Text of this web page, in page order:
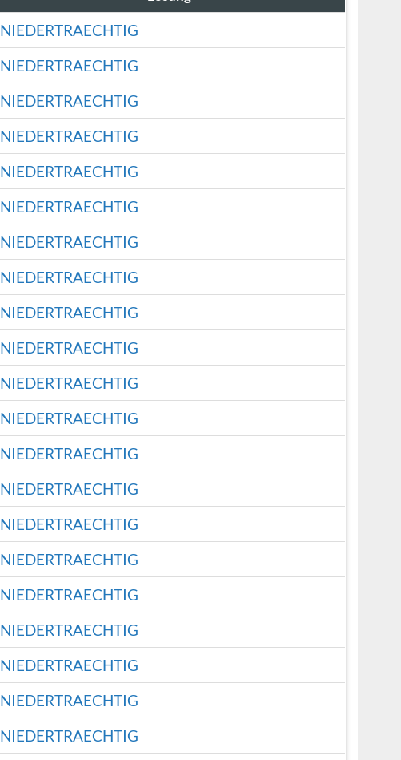
NIEDERTRAECHTIG
NIEDERTRAECHTIG
NIEDERTRAECHTIG
NIEDERTRAECHTIG
NIEDERTRAECHTIG
NIEDERTRAECHTIG
NIEDERTRAECHTIG
NIEDERTRAECHTIG
NIEDERTRAECHTIG
NIEDERTRAECHTIG
NIEDERTRAECHTIG
NIEDERTRAECHTIG
NIEDERTRAECHTIG
NIEDERTRAECHTIG
NIEDERTRAECHTIG
NIEDERTRAECHTIG
NIEDERTRAECHTIG
NIEDERTRAECHTIG
NIEDERTRAECHTIG
NIEDERTRAECHTIG
NIEDERTRAECHTIG